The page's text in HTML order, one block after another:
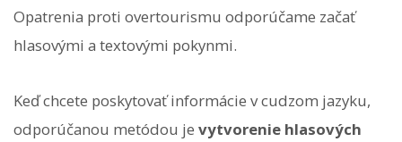
Opatrenia proti overtourismu odporúčame začať
hlasovými a textovými pokynmi.
Keď chcete poskytovať informácie v cudzom jazyku,
odporúčanou metódou je vytvorenie hlasových